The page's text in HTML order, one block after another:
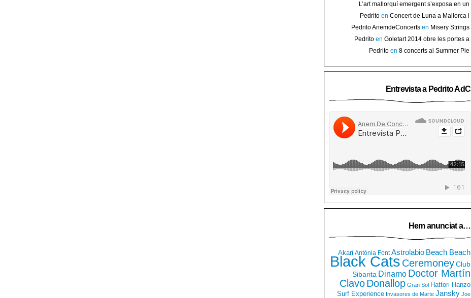
L’art mallorquí emergent s’exposa en un
carrer de Binissalem ⋆ Noticias de hoy
en
Binissalem
Pedrito en Concert de Luna a Mallorca i
sorteig d’entrades
Pedrito AnemdeConcerts en Misery Strings
presenten nou disc al Teatre Mar i Terra de
Pedrito en Goletart 2014 obre les portes a
l’art de Binissalem
Pedrito en 8 concerts al Summer Pie
Entrevista a Pedrito AdC
Hem anunciat a…
Akari Antònia Font Astrolabio Beach Beach
Black Cats CeremoneyClub
Sibarita Dinamo Doctor Martín
ClavoDonallop Gran Sol Hattori Hanzo
Surf Experience Invasores de Marte Jansky Joe